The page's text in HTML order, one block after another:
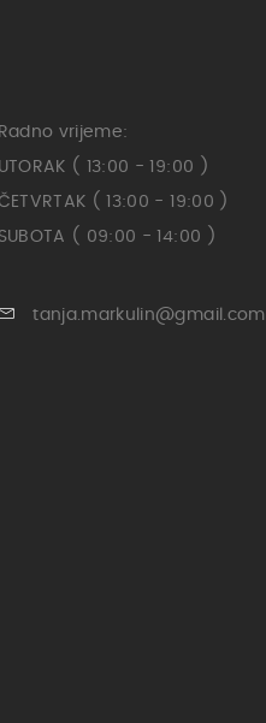
Radno vrijeme:
UTORAK ( 13:00 - 19:00 )
( 13:00 - 19:00 )
SUBOTA ( 09:00 - 14:00 )
tanja.markulin@gmail.com